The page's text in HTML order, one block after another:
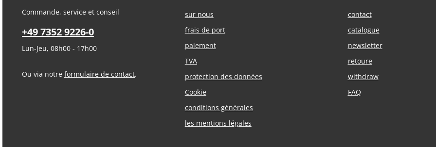
Commande, service et conseil
+49 7352 9226-0
Lun-Jeu, 08h00 - 17h00
Ou via notre formulaire de contact.
sur nous
frais de port
paiement
TVA
protection des données
Cookie
conditions générales
les mentions légales
contact
catalogue
newsletter
retoure
withdraw
FAQ